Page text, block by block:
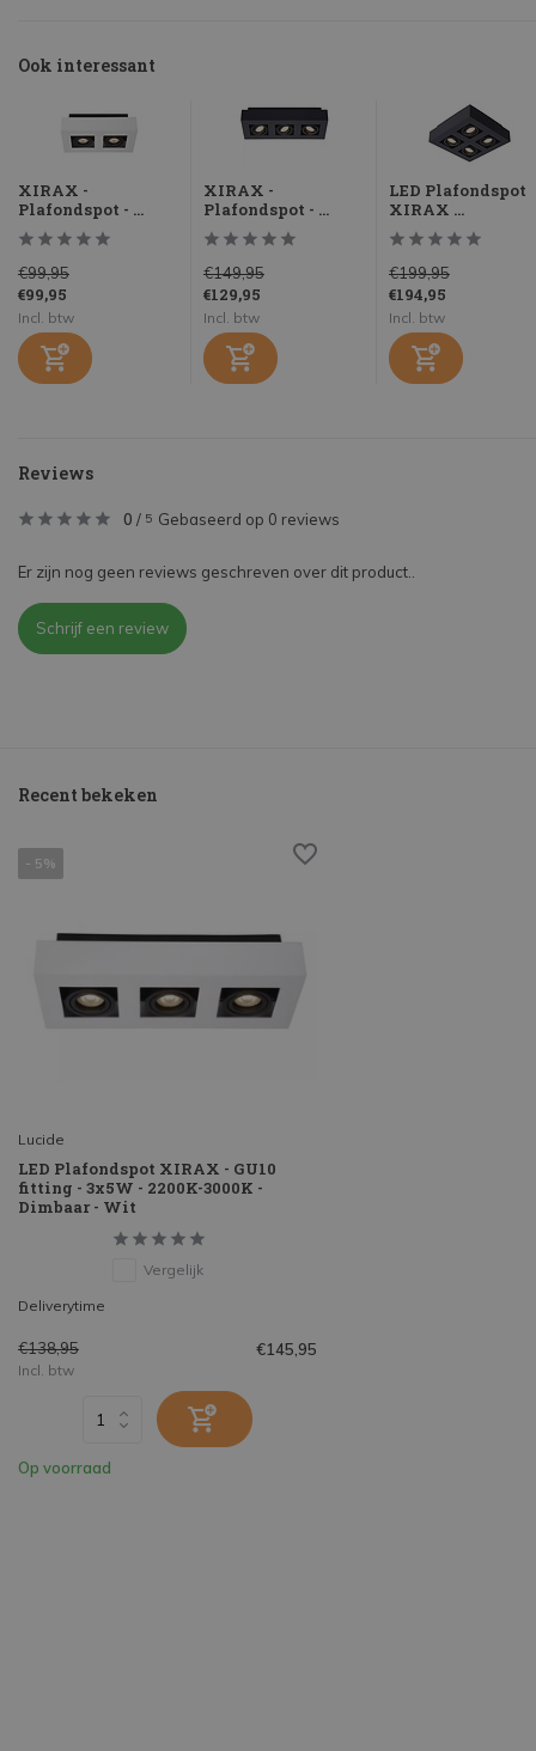
Ook interessant
XIRAX -
Plafondspot - ...
€99,95
€99,95
Incl. btw
XIRAX -
Plafondspot - ...
€149,95
€129,95
Incl. btw
LED Plafondspot
XIRAX ...
€199,95
€194,95
Incl. btw
Reviews
0 / 5 Gebaseerd op 0 reviews
Er zijn nog geen reviews geschreven over dit product..
Schrijf een review
Recent bekeken
- 5%
Lucide
LED Plafondspot XIRAX - GU10
fitting - 3x5W - 2200K-3000K -
Dimbaar - Wit
Vergelijk
Deliverytime
€138,95 €145,95
Incl. btw
Op voorraad